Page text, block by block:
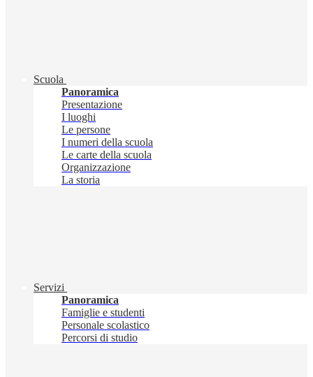
Scuola
Panoramica
Presentazione
I luoghi
Le persone
I numeri della scuola
Le carte della scuola
Organizzazione
La storia
Servizi
Panoramica
Famiglie e studenti
Personale scolastico
Percorsi di studio